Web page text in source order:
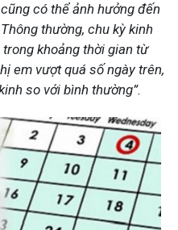
có thể ảnh hưởng đến
hông thường, chu kỳ kinh
khoảng thời gian từ
em vượt quá số ngày trên,
so với bình thường”.